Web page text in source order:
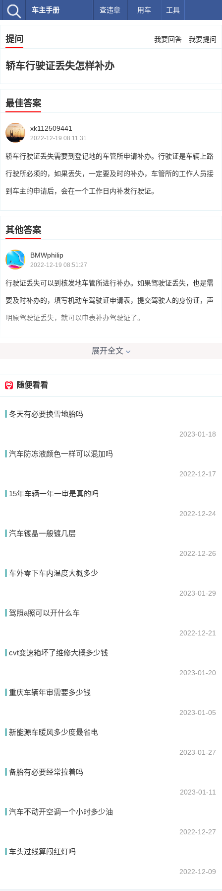
车主手册 查违章 用车 工具
提问 我要回答 我要提问
轿车行驶证丢失怎样补办
最佳答案
xk112509441
2022-12-19 08:11:31
轿车行驶证丢失需要到登记地的车管所申请补办。行驶证是车辆上路
行驶所必须的，如果丢失，一定要及时的补办，车管所的工作人员接
到车主的申请后，会在一个工作日内补发行驶证。
其他答案
BMWphilip
2022-12-19 08:51:27
行驶证丢失可以到核发地车管所进行补办。如果驾驶证丢失，也是需
要及时补办的，填写机动车驾驶证申请表，提交驾驶人的身份证，声
明原驾驶证丢失，就可以申表补办驾驶证了。
提交
展开全文
随便看看
冬天有必要换雪地胎吗
2023-01-18
汽车防冻液颜色一样可以混加吗
2022-12-17
15年车辆一年一审是真的吗
2022-12-24
汽车镀晶一般镀几层
2022-12-26
车外零下车内温度大概多少
2023-01-29
驾照a照可以开什么车
2022-12-21
cvt变速箱坏了维修大概多少钱
2023-01-20
重庆车辆年审需要多少钱
2023-01-05
新能源车暖风多少度最省电
2023-01-27
备胎有必要经常拉着吗
2023-01-11
汽车不动开空调一个小时多少油
2022-12-27
车头过线算闯红灯吗
2022-12-09